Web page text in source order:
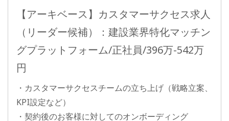
【アーキベース】カスタマーサクセス求人
（リーダー候補）：建設業界特化マッチン
グプラットフォーム/正社員/396万-542万
円
・カスタマーサクセスチームの立ち上げ（戦略立案、
KPI設定など）
・契約後のお客様に対してのオンボーディング